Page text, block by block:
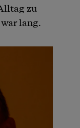
zu
lang.